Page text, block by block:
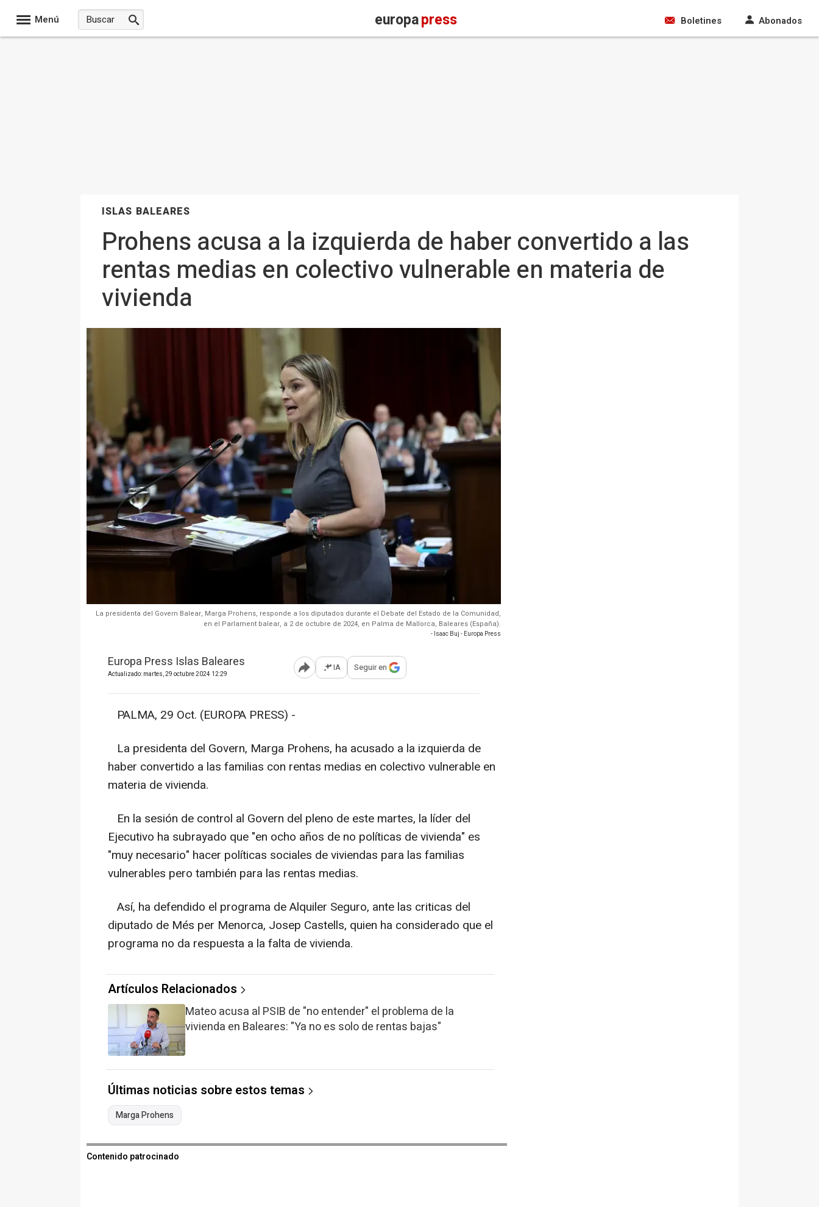
Menú europapress Boletines Abonados
ISLAS BALEARES
Prohens acusa a la izquierda de haber convertido a las
rentas medias en colectivo vulnerable en materia de
vivienda
La presidenta del Govern Balear, Marga Prohens, responde a los diputados durante el Debate del Estado de la Comunidad,
en el Parlament balear, a 2 de octubre de 2024, en Palma de Mallorca, Baleares (España).
- Isaac Buj - Europa Press
Europa Press Islas Baleares
Actualizado: martes, 29 octubre 2024 12:29 Abrir opciones para compartir
IA Seguir en
PALMA, 29 Oct. (EUROPA PRESS) -
La presidenta del Govern, Marga Prohens, ha acusado a la izquierda de
haber convertido a las familias con rentas medias en colectivo vulnerable en
materia de vivienda.
En la sesión de control al Govern del pleno de este martes, la líder del
Ejecutivo ha subrayado que "en ocho años de no políticas de vivienda" es
"muy necesario" hacer políticas sociales de viviendas para las familias
vulnerables pero también para las rentas medias.
Así, ha defendido el programa de Alquiler Seguro, ante las criticas del
diputado de Més per Menorca, Josep Castells, quien ha considerado que el
programa no da respuesta a la falta de vivienda.
Artículos Relacionados
Mateo acusa al PSIB de "no entender" el problema de la
vivienda en Baleares: "Ya no es solo de rentas bajas"
Últimas noticias sobre estos temas
Marga Prohens
Contenido patrocinado